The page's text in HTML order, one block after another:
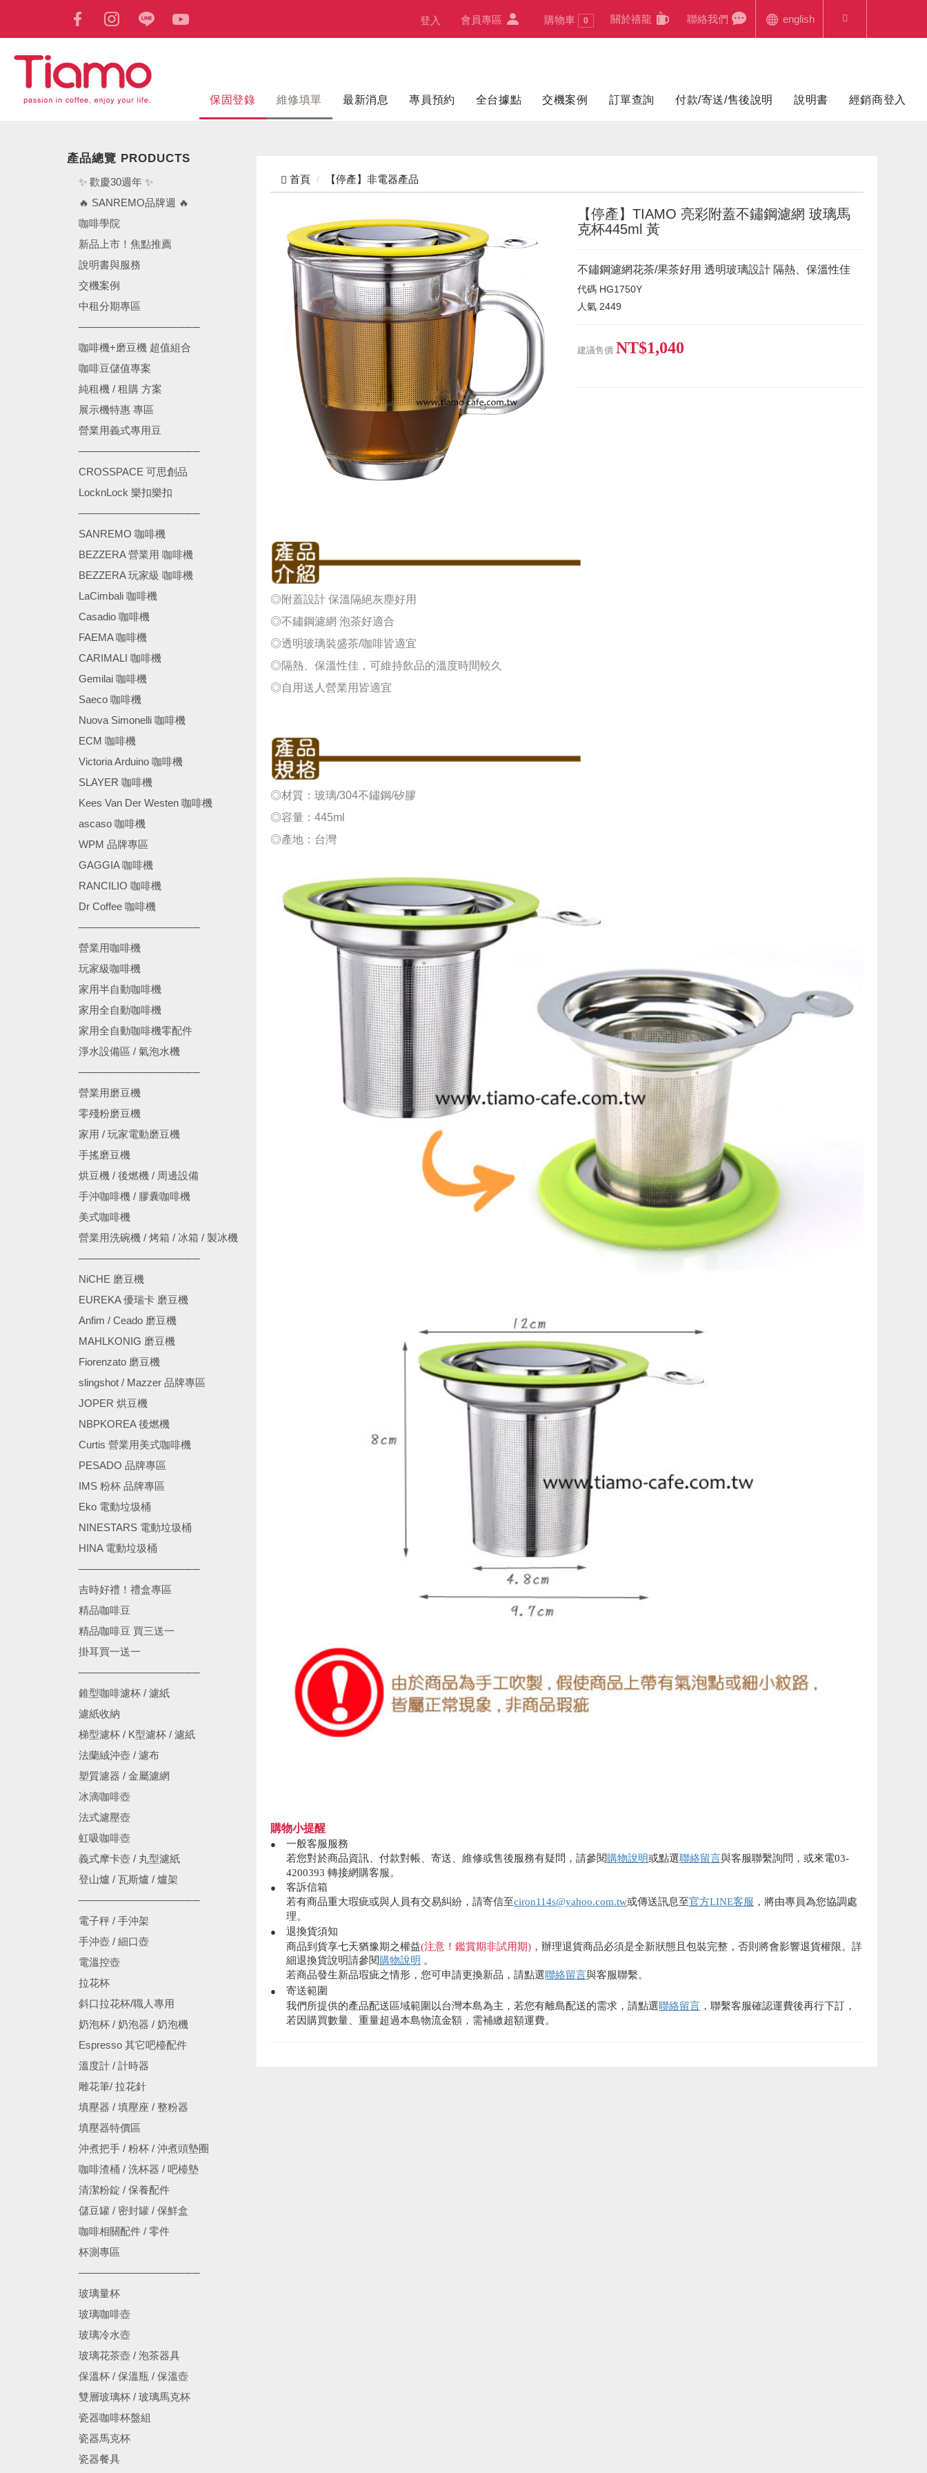
登入 會員專區 購物車 0 關於禧龍 聯絡我們 english
保固登錄 維修填單 最新消息 專員預約 全台據點 交機案例 訂單查詢 付款/寄送/售後說明 說明書 經銷商登入
產品總覽 PRODUCTS
✨ 歡慶30週年 ✨
🔥 SANREMO品牌週 🔥
咖啡學院
新品上市！焦點推薦
說明書與服務
交機案例
中租分期專區
────────────────
咖啡機+磨豆機 超值組合
咖啡豆儲值專案
純租機 / 租購 方案
展示機特惠 專區
營業用義式專用豆
────────────────
CROSSPACE 可思創品
LocknLock 樂扣樂扣
────────────────
SANREMO 咖啡機
BEZZERA 營業用 咖啡機
BEZZERA 玩家級 咖啡機
LaCimbali 咖啡機
Casadio 咖啡機
FAEMA 咖啡機
CARIMALI 咖啡機
Gemilai 咖啡機
Saeco 咖啡機
Nuova Simonelli 咖啡機
ECM 咖啡機
Victoria Arduino 咖啡機
SLAYER 咖啡機
Kees Van Der Westen 咖啡機
ascaso 咖啡機
WPM 品牌專區
GAGGIA 咖啡機
RANCILIO 咖啡機
Dr Coffee 咖啡機
────────────────
營業用咖啡機
玩家級咖啡機
家用半自動咖啡機
家用全自動咖啡機
家用全自動咖啡機零配件
淨水設備區 / 氣泡水機
────────────────
營業用磨豆機
零殘粉磨豆機
家用 / 玩家電動磨豆機
手搖磨豆機
烘豆機 / 後燃機 / 周邊設備
手沖咖啡機 / 膠囊咖啡機
美式咖啡機
營業用洗碗機 / 烤箱 / 冰箱 / 製冰機
────────────────
NiCHE 磨豆機
EUREKA 優瑞卡 磨豆機
Anfim / Ceado 磨豆機
MAHLKONIG 磨豆機
Fiorenzato 磨豆機
slingshot / Mazzer 品牌專區
JOPER 烘豆機
NBPKOREA 後燃機
Curtis 營業用美式咖啡機
PESADO 品牌專區
IMS 粉杯 品牌專區
Eko 電動垃圾桶
NINESTARS 電動垃圾桶
HINA 電動垃圾桶
────────────────
吉時好禮！禮盒專區
精品咖啡豆
精品咖啡豆 買三送一
掛耳買一送一
────────────────
錐型咖啡濾杯 / 濾紙
濾紙收納
梯型濾杯 / K型濾杯 / 濾紙
法蘭絨沖壺 / 濾布
塑質濾器 / 金屬濾網
冰滴咖啡壺
法式濾壓壺
虹吸咖啡壺
義式摩卡壺 / 丸型濾紙
登山爐 / 瓦斯爐 / 爐架
────────────────
電子秤 / 手沖架
手沖壺 / 細口壺
電溫控壺
拉花杯
斜口拉花杯/職人專用
奶泡杯 / 奶泡器 / 奶泡機
Espresso 其它吧檯配件
溫度計 / 計時器
雕花筆/ 拉花針
填壓器 / 填壓座 / 整粉器
填壓器特價區
沖煮把手 / 粉杯 / 沖煮頭墊圈
咖啡渣桶 / 洗杯器 / 吧檯墊
清潔粉錠 / 保養配件
儲豆罐 / 密封罐 / 保鮮盒
咖啡相關配件 / 零件
杯測專區
────────────────
玻璃量杯
玻璃咖啡壺
玻璃冷水壺
玻璃花茶壺 / 泡茶器具
保溫杯 / 保溫瓶 / 保溫壺
雙層玻璃杯 / 玻璃馬克杯
瓷器咖啡杯盤組
瓷器馬克杯
瓷器餐具
首頁 【停產】非電器產品
【停產】TIAMO 亮彩附蓋不鏽鋼濾網 玻璃馬
克杯445ml 黃
不鏽鋼濾網花茶/果茶好用 透明玻璃設計 隔熱、保溫性佳
代碼 HG1750Y
人氣 2449
建議售價 NT$1,040
◎附蓋設計 保溫隔絕灰塵好用
◎不鏽鋼濾網 泡茶好適合
◎透明玻璃裝盛茶/咖啡皆適宜
◎隔熱、保溫性佳，可維持飲品的溫度時間較久
◎自用送人營業用皆適宜
◎材質：玻璃/304不鏽鋼/矽膠
◎容量：445ml
◎產地：台灣
購物小提醒
●
一般客服服務
若您對於商品資訊、付款對帳、寄送、維修或售後服務有疑問，請參閱購物說明或點選聯絡留言與客服聯繫詢問，或來電03-
4200393 轉接網購客服。
●
客訴信箱
若有商品重大瑕疵或與人員有交易糾紛，請寄信至ciron114s@yahoo.com.tw或傳送訊息至官方LINE客服 ，將由專員為您協調處
理。
●
退換貨須知
商品到貨享七天猶豫期之權益(注意！鑑賞期非試用期) ，辦理退貨商品必須是全新狀態且包裝完整，否則將會影響退貨權限。詳
細退換貨說明請參閱購物說明 。
若商品發生新品瑕疵之情形，您可申請更換新品，請點選聯絡留言與客服聯繫。
●
寄送範圍
我們所提供的產品配送區域範圍以台灣本島為主，若您有離島配送的需求，請點選聯絡留言 ，聯繫客服確認運費後再行下訂，
若因購買數量、重量超過本島物流金額，需補繳超額運費。